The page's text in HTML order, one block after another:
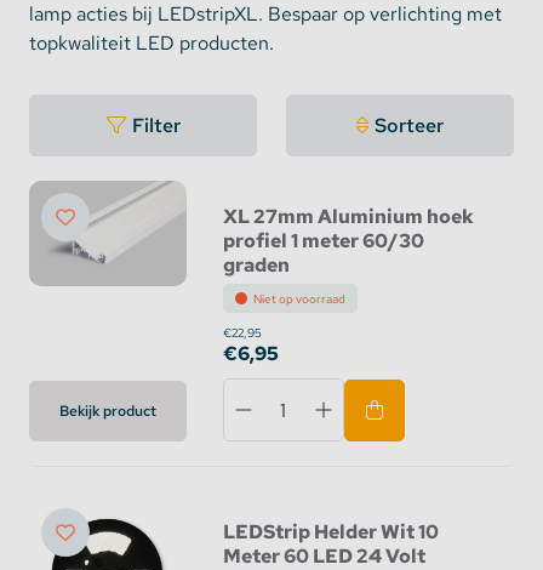
lamp acties bij LEDstripXL. Bespaar op verlichting met
topkwaliteit LED producten.
Filter Sorteer
Bekijk product
XL 27mm Aluminium hoek
profiel 1 meter 60/30
graden
Niet op voorraad
€22,95
€6,95
LEDStrip Helder Wit 10
Meter 60 LED 24 Volt